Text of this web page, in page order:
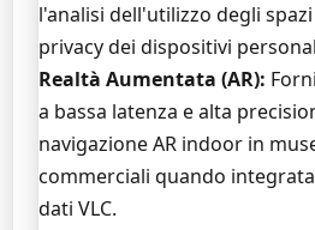
l'analisi dell'utilizzo degli
privacy dei dispositivi
Realtà Aumentata (AR):
a bassa latenza e alta
navigazione AR indoor in
commerciali quando
dati VLC.